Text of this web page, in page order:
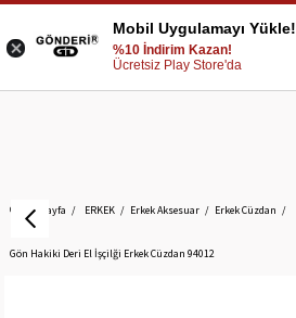
Anasayfa ERKEK Erkek Aksesuar Erkek Cüzdan
Gön Hakiki Deri El İşçilği Erkek Cüzdan 94012
Mobil Uygulamayı Yükle!
%10 İndirim Kazan!
Ücretsiz Play Store'da